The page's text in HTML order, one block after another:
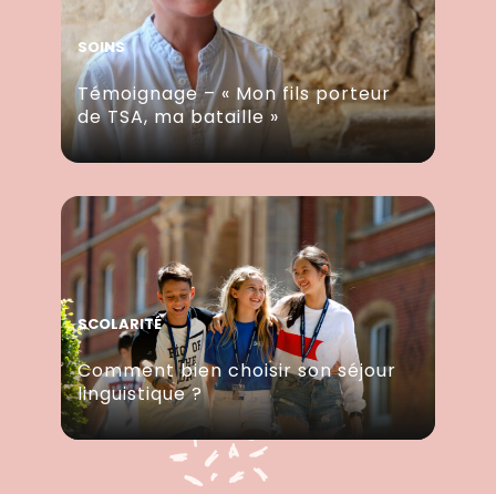
SOINS
Témoignage – « Mon fils porteur
de TSA, ma bataille »
SCOLARITÉ
Comment bien choisir son séjour
linguistique ?